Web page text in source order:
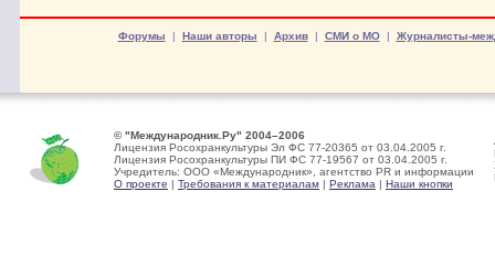
Форумы | Наши авторы | Архив| СМИ о МО| Журналисты-
© "Международник.Ру" 2004–2006
Лицензия Росохранкультуры Эл ФС 77-20365 от 03.04.2005 г.
Лицензия Росохранкультуры ПИ ФС 77-19567 от 03.04.2005 г.
Учредитель: ООО «Международник», агентство PR и информации
О проекте | Требования к материалам | Реклама | Наши кнопки